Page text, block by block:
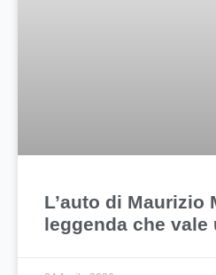
L’auto di Maurizio
leggenda che vale